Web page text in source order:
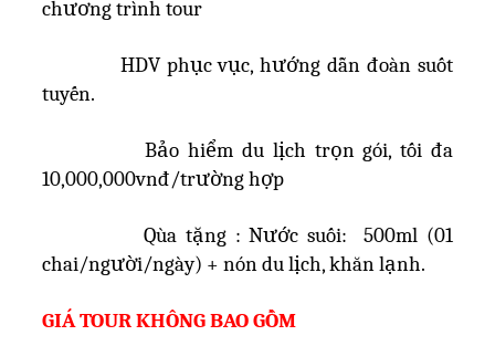
chương trình tour
HDV phục vục, hướng dẫn đoàn suốt
tuyến.
Bảo hiểm du lịch trọn gói, tối đa
10,000,000vnđ/trường hợp
Qùa tặng : Nước suối: 500ml (01
chai/người/ngày) + nón du lịch, khăn lạnh.
GIÁ TOUR KHÔNG BAO GỒM